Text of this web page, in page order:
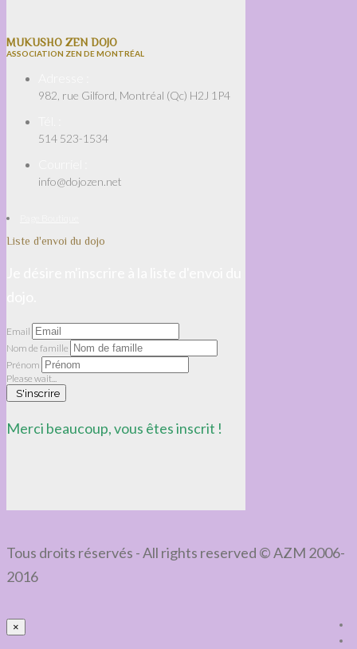
MUKUSHO ZEN DOJO
ASSOCIATION ZEN DE MONTRÉAL
982, rue Gilford, Montréal (Qc) H2J 1P4
514 523-1534
info@dojozen.net
Liste d'envoi du dojo
Email
Nom de famille
Prénom
Please wait...
S'inscrire
Merci beaucoup, vous êtes inscrit !
Tous droits réservés - All rights reserved © AZM 2006-
2016
×